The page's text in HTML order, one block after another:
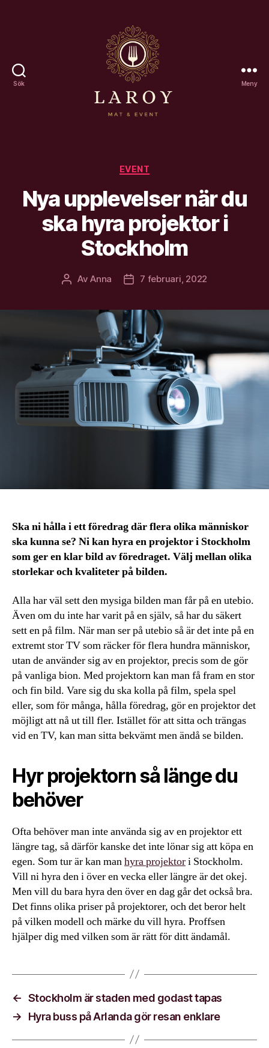
Sök Meny
Kategorier
EVENT
Nya upplevelser när du
ska hyra projektor i
Stockholm
Inläggsförfattare
AvAnna Inläggsdatum
7 februari, 2022
Ska ni hålla i ett föredrag där flera olika människor
ska kunna se? Ni kan hyra en projektor i Stockholm
som ger en klar bild av föredraget. Välj mellan olika
storlekar och kvaliteter på bilden.
Alla har väl sett den mysiga bilden man får på en utebio.
Även om du inte har varit på en själv, så har du säkert
sett en på film. När man ser på utebio så är det inte på en
extremt stor TV som räcker för flera hundra människor,
utan de använder sig av en projektor, precis som de gör
på vanliga bion. Med projektorn kan man få fram en stor
och fin bild. Vare sig du ska kolla på film, spela spel
eller, som för många, hålla föredrag, gör en projektor det
möjligt att nå ut till fler. Istället för att sitta och trängas
vid en TV, kan man sitta bekvämt men ändå se bilden.
Hyr projektorn så länge du
behöver
Ofta behöver man inte använda sig av en projektor ett
längre tag, så därför kanske det inte lönar sig att köpa en
egen. Som tur är kan manhyra projektori Stockholm.
Vill ni hyra den i över en vecka eller längre är det okej.
Men vill du bara hyra den över en dag går det också bra.
Det finns olika priser på projektorer, och det beror helt
på vilken modell och märke du vill hyra. Proffsen
hjälper dig med vilken som är rätt för ditt ändamål.
← Stockholm är staden med godast tapas
→
Hyra buss på Arlanda gör resan enklare